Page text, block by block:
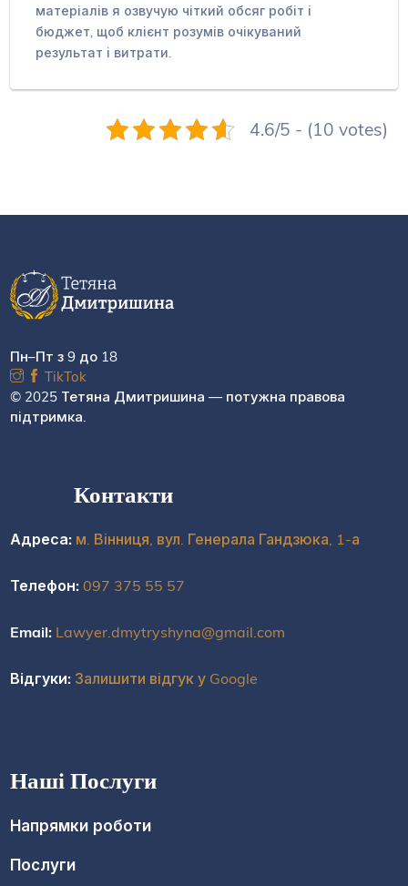
матеріалів я озвучую чіткий обсяг робіт і
бюджет, щоб клієнт розумів очікуваний
результат і витрати.
4.6/5 - (10 votes)
Пн–Пт з 9 до 18
TikTok
© 2025 Тетяна Дмитришина — потужна правова
підтримка.
Контакти
Адреса: м. Вінниця, вул. Генерала Гандзюка, 1-а
Телефон: 097 375 55 57
Email: Lawyer.dmytryshyna@gmail.com
Відгуки: Залишити відгук у Google
Наші Послуги
Напрямки роботи
Послуги